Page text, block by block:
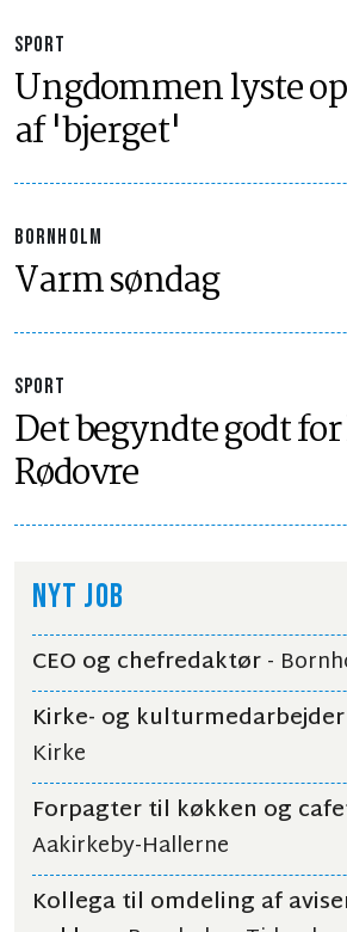
SPORT
Ungdommen lyste
af 'bjerget'
BORNHOLM
Varm søndag
SPORT
Det begyndte godt
Rødovre
NYT JOB
CEO og chefredaktør-
Kirke- og kulturmedarbejder
Kirke
Forpagter til køkken og
Aakirkeby-Hallerne
Kollega til omdeling af